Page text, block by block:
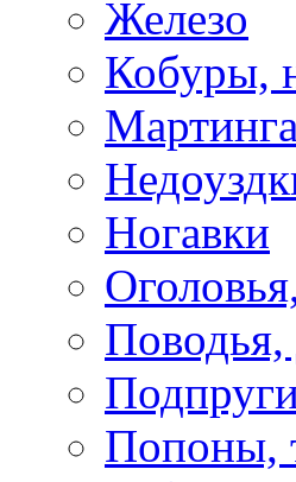
Железо
Кобуры,
Ногавки
Поводья,
Попоны,